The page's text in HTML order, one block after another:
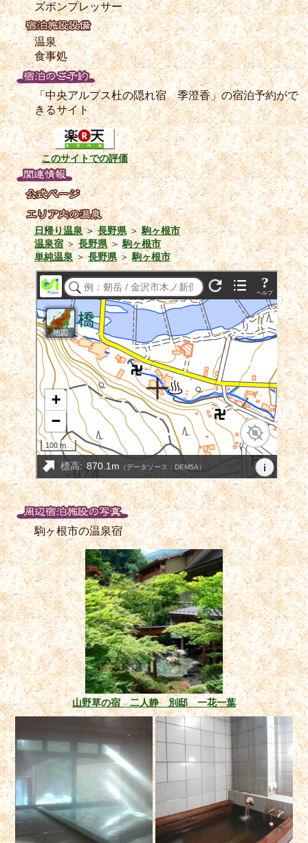
ズボンプレッサー
温泉
食事処
「中央アルプス杜の隠れ宿 季澄香」の宿泊予約がで
きるサイト
このサイトでの評価
日帰り温泉＞長野県＞駒ヶ根市
温泉宿＞長野県＞駒ヶ根市
単純温泉＞長野県＞駒ヶ根市
駒ヶ根市の温泉宿
山野草の宿 二人静 別邸 一花一葉